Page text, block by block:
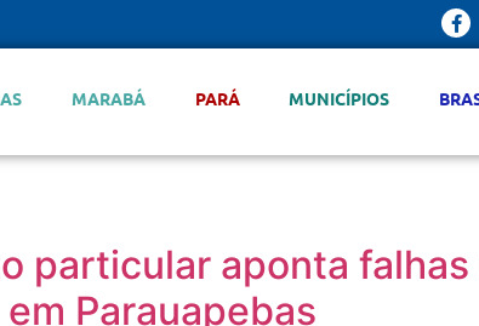
MARABÁ PARÁ MUNICÍPIOS
particular aponta
Parauapebas